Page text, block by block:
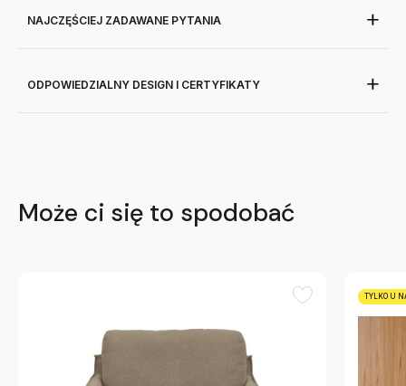
NAJCZĘŚCIEJ ZADAWANE PYTANIA
ODPOWIEDZIALNY DESIGN I CERTYFIKATY
Może ci się to spodobać
TYLKO U